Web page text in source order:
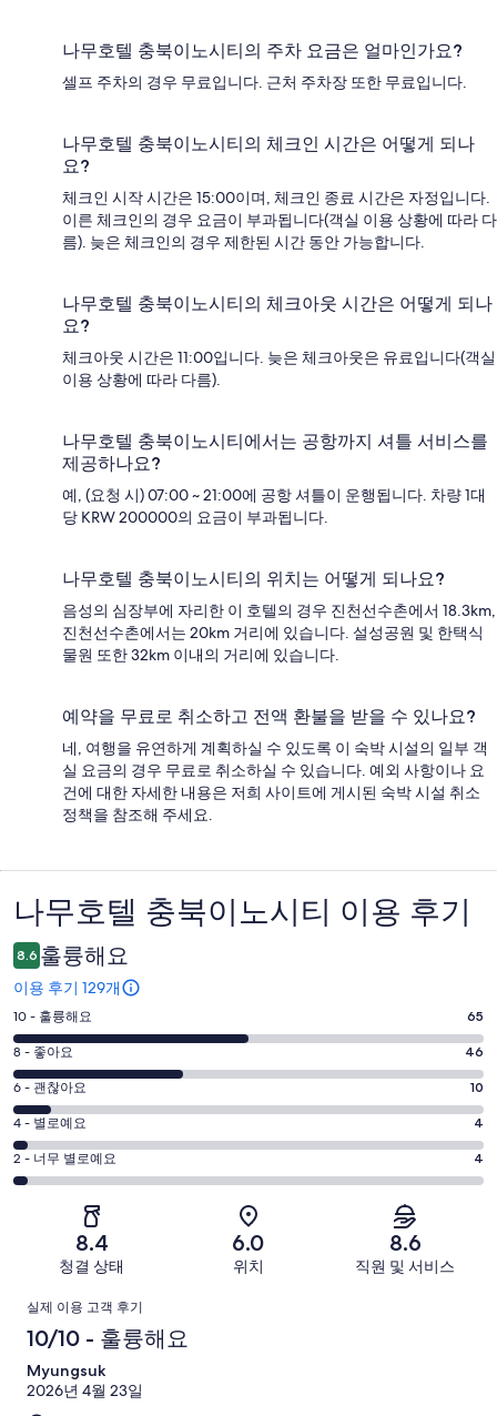
나무호텔 충북이노시티의 주차 요금은 얼마인가요?
셀프 주차의 경우 무료입니다. 근처 주차장 또한 무료입니다.
나무호텔 충북이노시티의 체크인 시간은 어떻게 되나
요?
체크인 시작 시간은 15:00이며, 체크인 종료 시간은 자정입니다.
이른 체크인의 경우 요금이 부과됩니다(객실 이용 상황에 따라 다
름). 늦은 체크인의 경우 제한된 시간 동안 가능합니다.
나무호텔 충북이노시티의 체크아웃 시간은 어떻게 되나
요?
체크아웃 시간은 11:00입니다. 늦은 체크아웃은 유료입니다(객실
이용 상황에 따라 다름).
나무호텔 충북이노시티에서는 공항까지 셔틀 서비스를
제공하나요?
예, (요청 시) 07:00 ~ 21:00에 공항 셔틀이 운행됩니다. 차량 1대
당 KRW 200000의 요금이 부과됩니다.
나무호텔 충북이노시티의 위치는 어떻게 되나요?
음성의 심장부에 자리한 이 호텔의 경우 진천선수촌에서 18.3km,
진천선수촌에서는 20km 거리에 있습니다. 설성공원 및 한택식
물원 또한 32km 이내의 거리에 있습니다.
예약을 무료로 취소하고 전액 환불을 받을 수 있나요?
네, 여행을 유연하게 계획하실 수 있도록 이 숙박 시설의 일부 객
실 요금의 경우 무료로 취소하실 수 있습니다. 예외 사항이나 요
건에 대한 자세한 내용은 저희 사이트에 게시된 숙박 시설 취소
정책을 참조해 주세요.
이
용
후
기
나무호텔 충북이노시티 이용 후기
8.6 훌륭해요
이용 후기 129개
평
점
10
-
훌
륭
해
요.
후
기
65
10 - 훌륭해요 65
평
점
8
-
좋
아
후
중
46
8 - 좋아요 46
평
점
6
-
괜
개
이
후
기
6 - 괜찮아요 10
평
점
4
129
개
이
용
4 - 별로예요 4
평
점
별
로
요.
129
2 - 너무 별로예요 4
8.4
청결 상태
6.0
위치
8.6
직원 및 서비스
이
용
후
기
실제 이용 고객 후기
10/10 - 훌륭해요
Myungsuk
2026년 4월 23일